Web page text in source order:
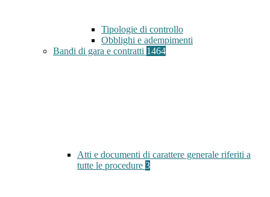
Tipologie di controllo
Obblighi e adempimenti
Bandi di gara e contratti 1464
Atti e documenti di carattere generale riferiti a
tutte le procedure 3